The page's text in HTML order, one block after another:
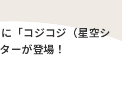
「コジコジ（星空シ
ーが登場！